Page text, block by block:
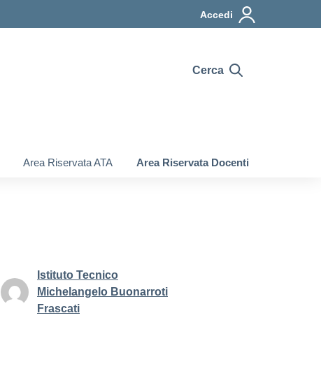
Accedi
Cerca
Area Riservata ATA Area Riservata Docenti
Istituto Tecnico
Michelangelo Buonarroti
Frascati